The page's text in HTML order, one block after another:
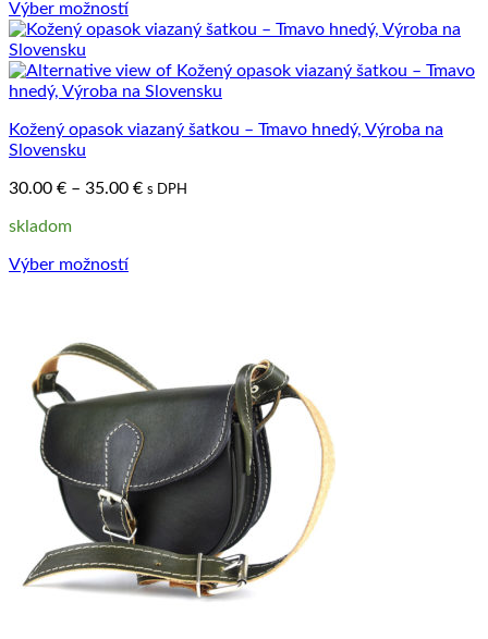
Výber možností
Tento
produkt
má
viacero
Možnosti
si
vybrať
stránke
produktu.
Kožený opasok viazaný šatkou – Tmavo hnedý, Výroba na
Slovensku
30.00 € – 35.00 €Price
s DPH
skladom
Výber možností
viacero
variantov.
Možnosti
môžete
vybrať
stránke
produktu.